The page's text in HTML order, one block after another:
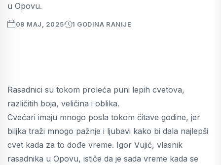
u Opovu.
09 MAJ, 2025 1 GODINA RANIJE
Rasadnici su tokom proleća puni lepih cvetova,
različitih boja, veličina i oblika.
Cvećari imaju mnogo posla tokom čitave godine, jer
biljka traži mnogo pažnje i ljubavi kako bi dala najlepši
cvet kada za to dođe vreme. Igor Vujić, vlasnik
rasadnika u Opovu, ističe da je sada vreme kada se